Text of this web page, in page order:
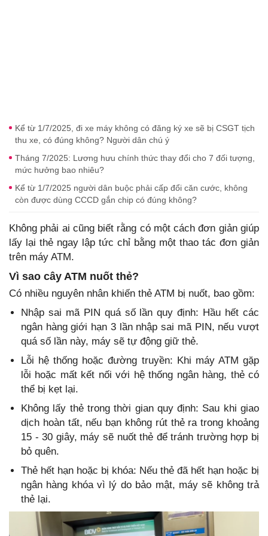
Kể từ 1/7/2025, đi xe máy không có đăng ký xe sẽ bị CSGT tịch
thu xe, có đúng không? Người dân chú ý
Tháng 7/2025: Lương hưu chính thức thay đổi cho 7 đối tượng,
mức hưởng bao nhiêu?
Kể từ 1/7/2025 người dân buộc phải cấp đổi căn cước, không
còn được dùng CCCD gắn chip có đúng không?
Không phải ai cũng biết rằng có một cách đơn giản giúp
lấy lại thẻ ngay lập tức chỉ bằng một thao tác đơn giản
trên máy ATM.
Vì sao cây ATM nuốt thẻ?
Có nhiều nguyên nhân khiến thẻ ATM bị nuốt, bao gồm:
Nhập sai mã PIN quá số lần quy định: Hầu hết các
ngân hàng giới hạn 3 lần nhập sai mã PIN, nếu vượt
quá số lần này, máy sẽ tự động giữ thẻ.
Lỗi hệ thống hoặc đường truyền: Khi máy ATM gặp
lỗi hoặc mất kết nối với hệ thống ngân hàng, thẻ có
thể bị kẹt lại.
Không lấy thẻ trong thời gian quy định: Sau khi giao
dịch hoàn tất, nếu bạn không rút thẻ ra trong khoảng
15 - 30 giây, máy sẽ nuốt thẻ để tránh trường hợp bị
bỏ quên.
Thẻ hết hạn hoặc bị khóa: Nếu thẻ đã hết hạn hoặc bị
ngân hàng khóa vì lý do bảo mật, máy sẽ không trả
thẻ lại.